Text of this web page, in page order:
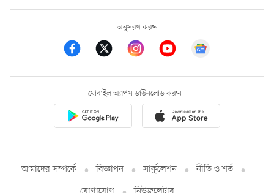
অনুসরণ করুন
মোবাইল অ্যাপস ডাউনলোড করুন
আমাদের সম্পর্কে বিজ্ঞাপন সার্কুলেশন
নীতি ও শর্ত